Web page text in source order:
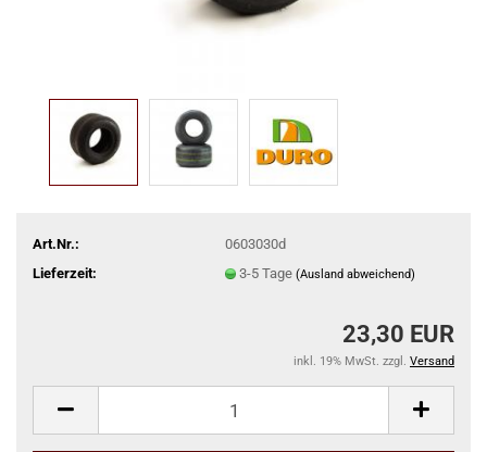
Art.Nr.:
0603030d
Lieferzeit:
3-5 Tage (Ausland abweichend)
23,30 EUR
inkl. 19% MwSt. zzgl. Versand